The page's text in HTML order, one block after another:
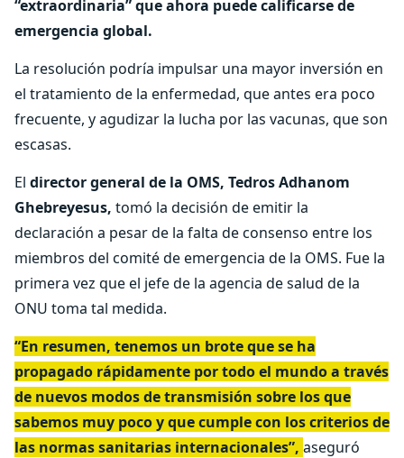
“extraordinaria” que ahora puede calificarse de
emergencia global.
La resolución podría impulsar una mayor inversión en
el tratamiento de la enfermedad, que antes era poco
frecuente, y agudizar la lucha por las vacunas, que son
escasas.
El director general de la OMS, Tedros Adhanom
Ghebreyesus, tomó la decisión de emitir la
declaración a pesar de la falta de consenso entre los
miembros del comité de emergencia de la OMS. Fue la
primera vez que el jefe de la agencia de salud de la
ONU toma tal medida.
“En resumen, tenemos un brote que se ha
propagado rápidamente por todo el mundo a través
de nuevos modos de transmisión sobre los que
sabemos muy poco y que cumple con los criterios de
las normas sanitarias internacionales”, aseguró